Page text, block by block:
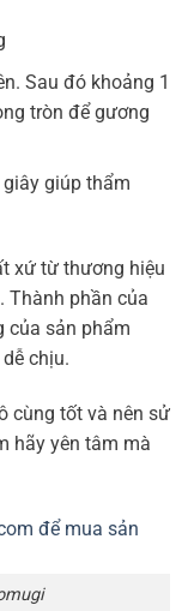
Sau đó khoảng 1
tròn để gương
giúp thẩm
xứ từ thương hiệu
Thành phần của
của sản phẩm
chịu.
cùng tốt và nên sử
hãy yên tâm mà